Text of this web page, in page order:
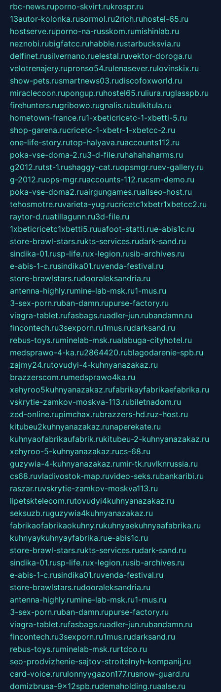
rbc-news.ruporno-skvirt.rukrospr.ru
13autor-kolonka.rusormol.ru2rich.ruhostel-65.ru
hostserve.ruporno-na-russkom.rumishinlab.ru
neznobi.rubigfatcc.ruhabble.rustarbucksvia.ru
delfinet.rusilvernano.ruelestal.ruvektor-doroga.ru
velotrenajery.rupronso54.rulenasever.rulovinskix.ru
show-pets.rusmartnews03.rudiscofoxworld.ru
miraclecoon.rupongup.ruhostel65.ruliura.ruglasspb.ru
firehunters.rugribowo.rugnalis.rubulkitula.ru
hometown-france.ru1-xbeticricetc-1-xbetti-5.ru
shop-garena.rucricetc-1-xbetr-1-xbetcc-2.ru
one-life-story.rutop-halyava.ruaccounts112.ru
poka-vse-doma-2.ru3-d-file.ruhahahaharms.ru
g2012.rutst-1.rushaggy-cat.ruopsmgr.ruev-gallery.ru
g-2012.ruops-mgr.ruaccounts-112.rucsm-demo.ru
poka-vse-doma2.ruairgungames.ruallseo-host.ru
tehosmotre.ruvarieta-yug.rucricetc1xbetr1xbetcc2.ru
raytor-d.ruatillagunn.ru3d-file.ru
1xbeticricetc1xbetti5.ruuafoot-statti.rue-abis1c.ru
store-brawl-stars.rukts-services.rudark-sand.ru
sindika-01.rusp-life.rux-legion.rusib-archives.ru
e-abis-1-c.rusindika01.ruvenda-festival.ru
store-brawlstars.rudooraleksandria.ru
antenna-highly.rumine-lab-msk.ru1-mus.ru
3-sex-porn.ruban-damn.rupurse-factory.ru
viagra-tablet.rufasbags.ruadler-jun.rubandamn.ru
fincontech.ru3sexporn.ru1mus.rudarksand.ru
rebus-toys.ruminelab-msk.rualabuga-cityhotel.ru
medsprawo-4-ka.ru2864420.rublagodarenie-spb.ru
zajmy24.rutovudyi-4-kuhnyanazakaz.ru
brazzerscom.rumedsprawo4ka.ru
xehyroo5kuhnyanazakaz.rufabrikayfabrikaefabrika.ru
vskrytie-zamkov-moskva-113.rubiletnadom.ru
zed-online.rupimchax.rubrazzers-hd.ruz-host.ru
kitubeu2kuhnyanazakaz.runaperekate.ru
kuhnyaofabrikaufabrik.rukitubeu-2-kuhnyanazakaz.ru
xehyroo-5-kuhnyanazakaz.rucs-68.ru
guzywia-4-kuhnyanazakaz.rumir-tk.ruvlknrussia.ru
cs68.ruvladivostok-map.ruvideo-seks.rubankaribi.ru
raszar.ruvskrytie-zamkov-moskva113.ru
lipetsktelecom.rutovudyi4kuhnyanazakaz.ru
seksuzb.ruguzywia4kuhnyanazakaz.ru
fabrikaofabrikaokuhny.rukuhnyaekuhnyaafabrika.ru
kuhnyaykuhnyayfabrika.rue-abis1c.ru
store-brawl-stars.rukts-services.rudark-sand.ru
sindika-01.rusp-life.rux-legion.rusib-archives.ru
e-abis-1-c.rusindika01.ruvenda-festival.ru
store-brawlstars.rudooraleksandria.ru
antenna-highly.rumine-lab-msk.ru1-mus.ru
3-sex-porn.ruban-damn.rupurse-factory.ru
viagra-tablet.rufasbags.ruadler-jun.rubandamn.ru
fincontech.ru3sexporn.ru1mus.rudarksand.ru
rebus-toys.ruminelab-msk.rurtdco.ru
seo-prodvizhenie-sajtov-stroitelnyh-kompanij.ru
card-voice.rurulonnyygazon177.rusnow-guard.ru
domizbrusa-9x12spb.rudemaholding.ruaalse.ru